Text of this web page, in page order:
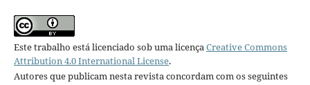
Este trabalho está licenciado sob uma licençaCreative Commons
Attribution 4.0 International License.
Autores que publicam nesta revista concordam com os seguintes